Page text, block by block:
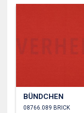
BÜNDCHEN
08766.089 BRICK